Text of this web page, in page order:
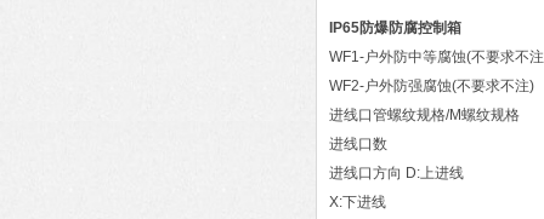
IP65防爆防腐控制箱
WF1-户外防中等腐蚀(不要求不
WF2-户外防强腐蚀(不要求不注)
进线口管螺纹规格/M螺纹规格
进线口数
进线口方向 D:上进线
X:下进线